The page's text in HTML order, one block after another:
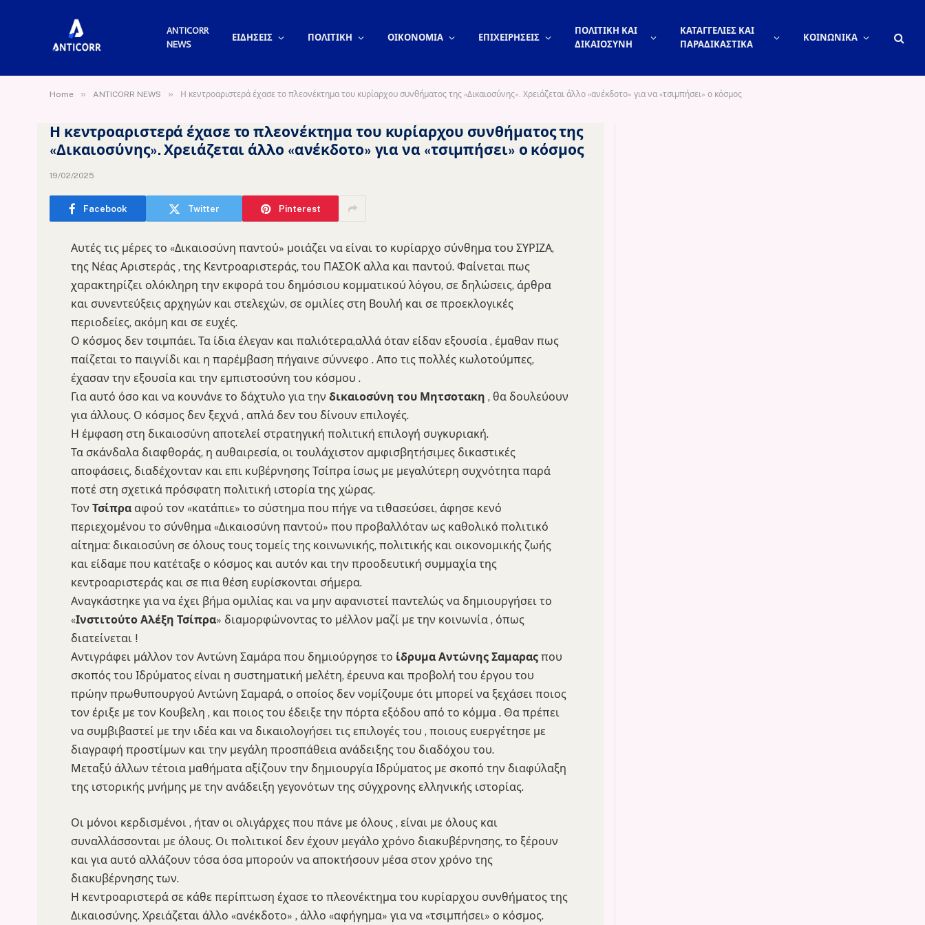
ANTICORR
NEWS
ΕΙΔΗΣΕΙΣ ΠΟΛΙΤΙΚΗ ΟΙΚΟΝΟΜΙΑ ΕΠΙΧΕΙΡΗΣΕΙΣ
ΠΟΛΙΤΙΚΗ ΚΑΙ
ΔΙΚΑΙΟΣΥΝΗ
ΚΑΤΑΓΓΕΛΙΕΣ ΚΑΙ
ΠΑΡΑΔΙΚΑΣΤΙΚΑ
ΚΟΙΝΩΝΙΚΑ
Home » ANTICORR NEWS » Η κεντροαριστερά έχασε το πλεονέκτημα του κυρίαρχου συνθήματος της «Δικαιοσύνης». Χρειάζεται άλλο «ανέκδοτο» για να «τσιμπήσει» ο κόσμος
Η κεντροαριστερά έχασε το πλεονέκτημα του κυρίαρχου συνθήματος της
«Δικαιοσύνης». Χρειάζεται άλλο «ανέκδοτο» για να «τσιμπήσει» ο κόσμος
19/02/2025
Facebook Twitter Pinterest
Αυτές τις μέρες το «Δικαιοσύνη παντού» μοιάζει να είναι το κυρίαρχο σύνθημα του ΣΥΡΙΖΑ,
της Νέας Αριστεράς , της Κεντροαριστεράς, του ΠΑΣΟΚ αλλα και παντού. Φαίνεται πως
χαρακτηρίζει ολόκληρη την εκφορά του δημόσιου κομματικού λόγου, σε δηλώσεις, άρθρα
και συνεντεύξεις αρχηγών και στελεχών, σε ομιλίες στη Βουλή και σε προεκλογικές
περιοδείες, ακόμη και σε ευχές.
Ο κόσμος δεν τσιμπάει. Τα ίδια έλεγαν και παλιότερα,αλλά όταν είδαν εξουσία , έμαθαν πως
παίζεται το παιγνίδι και η παρέμβαση πήγαινε σύννεφο . Απο τις πολλές κωλοτούμπες,
έχασαν την εξουσία και την εμπιστοσύνη του κόσμου .
Για αυτό όσο και να κουνάνε το δάχτυλο για την δικαιοσύνη του Μητσοτακη , θα δουλεύουν
για άλλους. Ο κόσμος δεν ξεχνά , απλά δεν του δίνουν επιλογές.
Η έμφαση στη δικαιοσύνη αποτελεί στρατηγική πολιτική επιλογή συγκυριακή.
Τα σκάνδαλα διαφθοράς, η αυθαιρεσία, οι τουλάχιστον αμφισβητήσιμες δικαστικές
αποφάσεις, διαδέχονταν και επι κυβέρνησης Τσίπρα ίσως με μεγαλύτερη συχνότητα παρά
ποτέ στη σχετικά πρόσφατη πολιτική ιστορία της χώρας.
Τον Τσίπρα αφού τον «κατάπιε» το σύστημα που πήγε να τιθασεύσει, άφησε κενό
περιεχομένου το σύνθημα «Δικαιοσύνη παντού» που προβαλλόταν ως καθολικό πολιτικό
αίτημα: δικαιοσύνη σε όλους τους τομείς της κοινωνικής, πολιτικής και οικονομικής ζωής
και είδαμε που κατέταξε ο κόσμος και αυτόν και την προοδευτική συμμαχία της
κεντροαριστεράς και σε πια θέση ευρίσκονται σήμερα.
Αναγκάστηκε για να έχει βήμα ομιλίας και να μην αφανιστεί παντελώς να δημιουργήσει το
«Ινστιτούτο Αλέξη Τσίπρα» διαμορφώνοντας το μέλλον μαζί με την κοινωνία , όπως
διατείνεται !
Αντιγράφει μάλλον τον Αντώνη Σαμάρα που δημιούργησε το ίδρυμα Αντώνης Σαμαρας που
σκοπός του Ιδρύματος είναι η συστηματική μελέτη, έρευνα και προβολή του έργου του
πρώην πρωθυπουργού Αντώνη Σαμαρά, ο οποίος δεν νομίζουμε ότι μπορεί να ξεχάσει ποιος
τον έριξε με τον Κουβελη , και ποιος του έδειξε την πόρτα εξόδου από το κόμμα . Θα πρέπει
να συμβιβαστεί με την ιδέα και να δικαιολογήσει τις επιλογές του , ποιους ευεργέτησε με
διαγραφή προστίμων και την μεγάλη προσπάθεια ανάδειξης του διαδόχου του.
Μεταξύ άλλων τέτοια μαθήματα αξίζουν την δημιουργία Ιδρύματος με σκοπό την διαφύλαξη
της ιστορικής μνήμης με την ανάδειξη γεγονότων της σύγχρονης ελληνικής ιστορίας.
Οι μόνοι κερδισμένοι , ήταν οι ολιγάρχες που πάνε με όλους , είναι με όλους και
συναλλάσσονται με όλους. Οι πολιτικοί δεν έχουν μεγάλο χρόνο διακυβέρνησης, το ξέρουν
και για αυτό αλλάζουν τόσα όσα μπορούν να αποκτήσουν μέσα στον χρόνο της
διακυβέρνησης των.
Η κεντροαριστερά σε κάθε περίπτωση έχασε το πλεονέκτημα του κυρίαρχου συνθήματος της
Δικαιοσύνης. Χρειάζεται άλλο «ανέκδοτο» , άλλο «αφήγημα» για να «τσιμπήσει» ο κόσμος.